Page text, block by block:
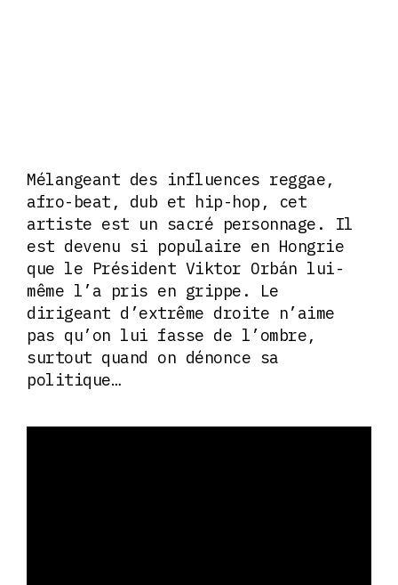
Mélangeant des influences reggae,
afro-beat, dub et hip-hop, cet
artiste est un sacré personnage. Il
est devenu si populaire en Hongrie
que le Président Viktor Orbán lui-
même l’a pris en grippe. Le
dirigeant d’extrême droite n’aime
pas qu’on lui fasse de l’ombre,
surtout quand on dénonce sa
politique…